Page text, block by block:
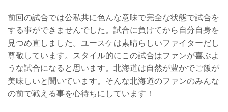
前回の試合では公私共に色んな意味で完全な状態で試合を
する事ができませんでした。試合に負けてから自分自身を
見つめ直しました。ユースケは素晴らしいファイターだし
尊敬しています。スタイル的にこの試合はファンが喜ぶよ
うな試合になると思います。北海道は自然が豊かでご飯が
美味しいと聞いています。そんな北海道のファンのみんな
の前で戦える事を心待ちにしています！